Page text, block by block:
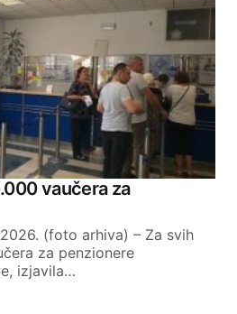
vaučera za
(foto arhiva) – Za svih
za penzionere
izjavila…